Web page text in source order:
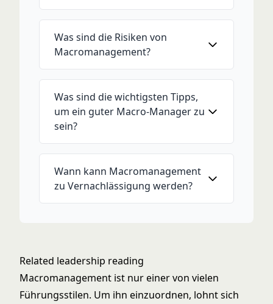
Was sind die Risiken von
Macromanagement?
Was sind die wichtigsten Tipps,
um ein guter Macro-Manager zu
sein?
Wann kann Macromanagement
zu Vernachlässigung werden?
Related leadership reading
Macromanagement ist nur einer von vielen
Führungsstilen. Um ihn einzuordnen, lohnt sich